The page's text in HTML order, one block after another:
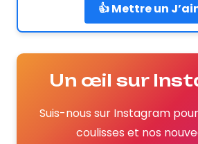
👍 Mettre un
Un œil sur
Suis-nous sur Instagram
coulisses et nos